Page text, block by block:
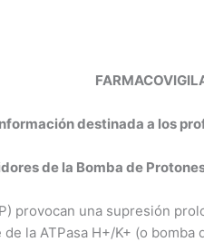
destinada a los
de la Bomba de
provocan una supresión
la ATPasa H+/K+ (o